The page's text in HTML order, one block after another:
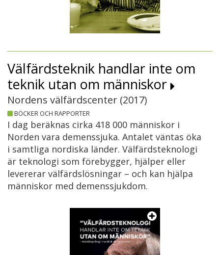
Välfärdsteknik handlar inte om
teknik utan om människor
Nordens välfärdscenter (2017)
BÖCKER OCH RAPPORTER
I dag beräknas cirka 418 000 människor i
Norden vara demenssjuka. Antalet väntas öka
i samtliga nordiska länder. Välfärdsteknologi
är teknologi som förebygger, hjälper eller
levererar välfärdslösningar – och kan hjälpa
människor med demenssjukdom.